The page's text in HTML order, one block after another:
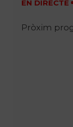
EN DIRECTE
Pròxim